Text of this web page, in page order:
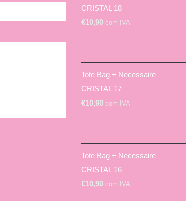
CRISTAL 18
€10,90 com IVA
Tote Bag + Necessaire
CRISTAL 17
€10,90 com IVA
Tote Bag + Necessaire
CRISTAL 16
€10,90 com IVA